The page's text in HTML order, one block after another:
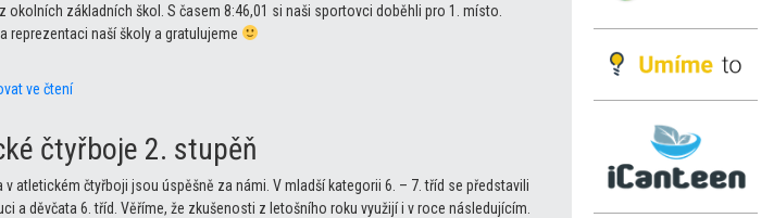
okolních základních škol. S časem 8:46,01 si naši sportovci doběhli pro 1. místo.
reprezentaci naší školy a gratulujeme
ve čtení
čtyřboje 2. stupěň
v atletickém čtyřboji jsou úspěšně za námi. V mladší kategorii 6. – 7. tříd se představili
a děvčata 6. tříd. Věříme, že zkušenosti z letošního roku využijí i v roce následujícím.